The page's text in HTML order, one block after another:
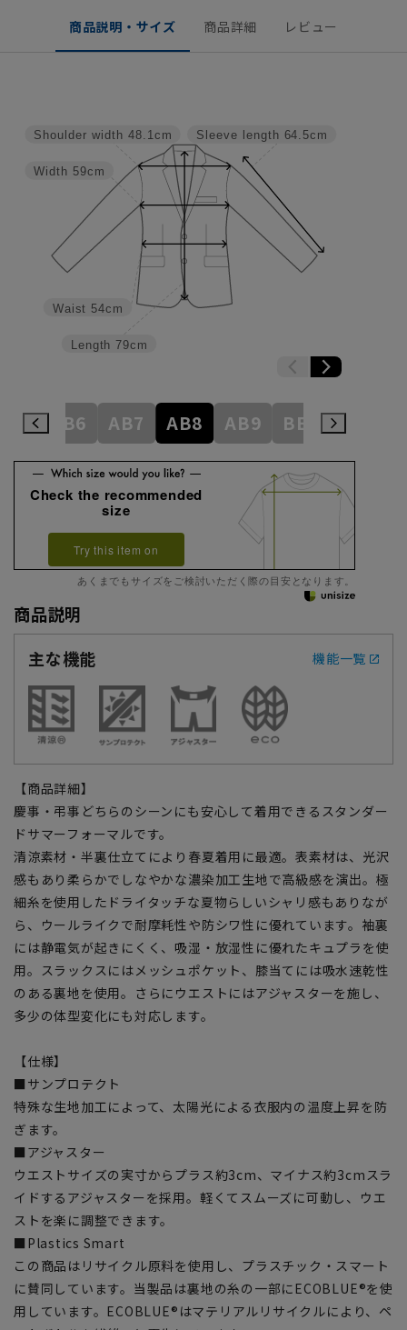
商品説明・サイズ 商品詳細 レビュー
Sleeve length 64.5cm
Length 79cm
Waist 54cm
Width 59cm
Shoulder width 48.1cm
AB6 AB7 AB8 AB9 BE1 BE2
Check the recommended
size
Try this item on
あくまでもサイズをご検討いただく際の目安となります。
商品説明
主な機能
機能一覧
【商品詳細】
慶事・弔事どちらのシーンにも安心して着用できるスタンダー
ドサマーフォーマルです。
清涼素材・半裏仕立てにより春夏着用に最適。表素材は、光沢
感もあり柔らかでしなやかな濃染加工生地で高級感を演出。極
細糸を使用したドライタッチな夏物らしいシャリ感もありなが
ら、ウールライクで耐摩耗性や防シワ性に優れています。袖裏
には静電気が起きにくく、吸湿・放湿性に優れたキュプラを使
用。スラックスにはメッシュポケット、膝当てには吸水速乾性
のある裏地を使用。さらにウエストにはアジャスターを施し、
多少の体型変化にも対応します。
【仕様】
■サンプロテクト
特殊な生地加工によって、太陽光による衣服内の温度上昇を防
ぎます。
■アジャスター
ウエストサイズの実寸からプラス約3cm、マイナス約3cmスラ
イドするアジャスターを採用。軽くてスムーズに可動し、ウエ
ストを楽に調整できます。
■Plastics Smart
この商品はリサイクル原料を使用し、プラスチック・スマート
に賛同しています。当製品は裏地の糸の一部にECOBLUE®を使
用しています。ECOBLUE®はマテリアルリサイクルにより、ペ